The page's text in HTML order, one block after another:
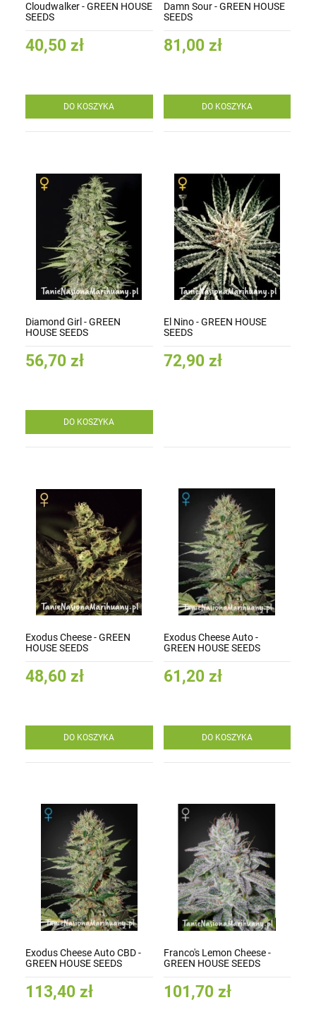
Cloudwalker - GREEN HOUSE
SEEDS
40,50 zł
DO KOSZYKA
Damn Sour - GREEN HOUSE
SEEDS
81,00 zł
DO KOSZYKA
Diamond Girl - GREEN
HOUSE SEEDS
56,70 zł
DO KOSZYKA
El Nino - GREEN HOUSE
SEEDS
72,90 zł
Exodus Cheese - GREEN
HOUSE SEEDS
48,60 zł
DO KOSZYKA
Exodus Cheese Auto -
GREEN HOUSE SEEDS
61,20 zł
DO KOSZYKA
Exodus Cheese Auto CBD -
GREEN HOUSE SEEDS
113,40 zł
Franco's Lemon Cheese -
GREEN HOUSE SEEDS
101,70 zł